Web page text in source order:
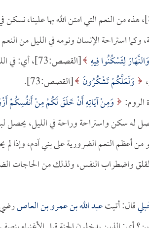
[النحل:80]، هذه من النعم التي امتن الله بها علينا،
وكما استراحة الإنسان ونومه في الليل من
لِتَسْكُنُوا فِيهِ [القصص:73]، أي: في الليل،
وَلَعَلَّكُمْ تَشْكُرُونَ [القصص:73].
وَمِنْ آيَاتِهِ أَنْ خَلَقَ لَكُمْ مِنْ أَنفُسِكُمْ
يحصل له سكن واستراحة وراحة في الليل،
أعظم النعم الضرورية على بني آدم، وإذا
واضطراب النفس، ولذلك من الحاجات
قال: أتيتعبد الله بن عمرو بن العاص